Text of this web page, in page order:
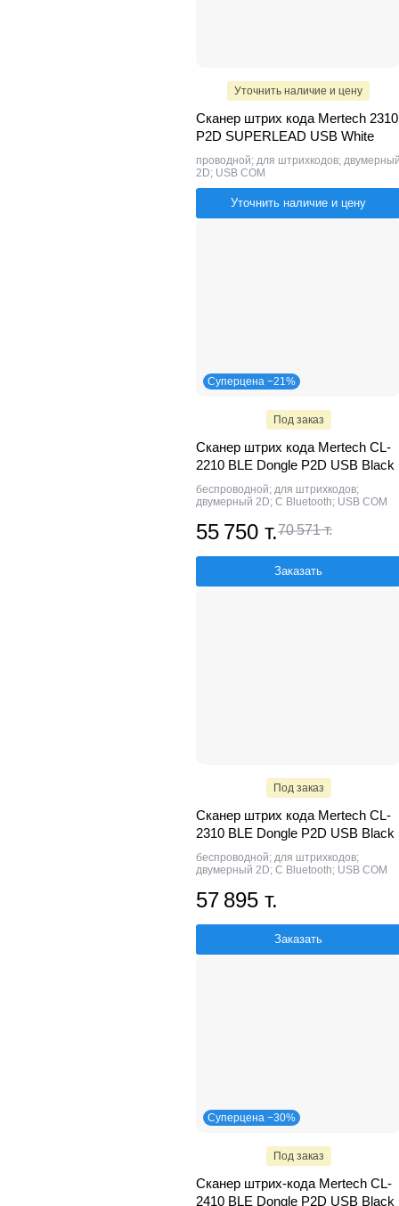
Уточнить наличие и цену
Сканер штрих кода Mertech 2310
P2D SUPERLEAD USB White
проводной; для штрихкодов;
2D; USB COM
Уточнить наличие и цену
Суперцена −21%
Под заказ
Сканер штрих кода Mertech CL-
2210 BLE Dongle P2D USB Black
беспроводной; для штрихкодов;
двумерный 2D; С Bluetooth; USB COM
55 750 т.70 571 т.
Заказать
Под заказ
Сканер штрих кода Mertech CL-
2310 BLE Dongle P2D USB Black
беспроводной; для штрихкодов;
двумерный 2D; С Bluetooth; USB COM
57 895 т.
Заказать
Суперцена −30%
Под заказ
Сканер штрих-кода Mertech CL-
2410 BLE Dongle P2D USB Black